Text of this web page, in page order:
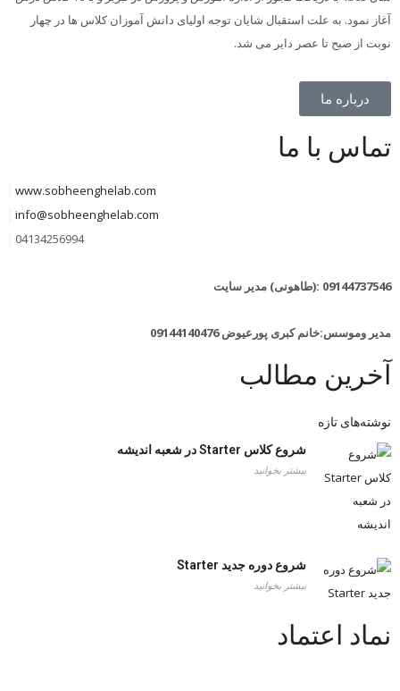
آغاز نمود. به علت استقبال شایان توجه اولیای دانش آموزان کلاس ها در چهار
نوبت از صبح تا عصر دایر می شد.
درباره ما
تماس با ما
www.sobheenghelab.com
info@sobheenghelab.com
04134256994
09144737546 :(طاهونی) مدیر سایت
مدیر وموسس:خانم کبری پورعیوض 09144140476
آخرین مطالب
نوشته‌های تازه
شروع کلاس Starter در شعبه اندیشه
بیشتر بخوانید
شروع دوره جدید Starter
بیشتر بخوانید
نماد اعتماد